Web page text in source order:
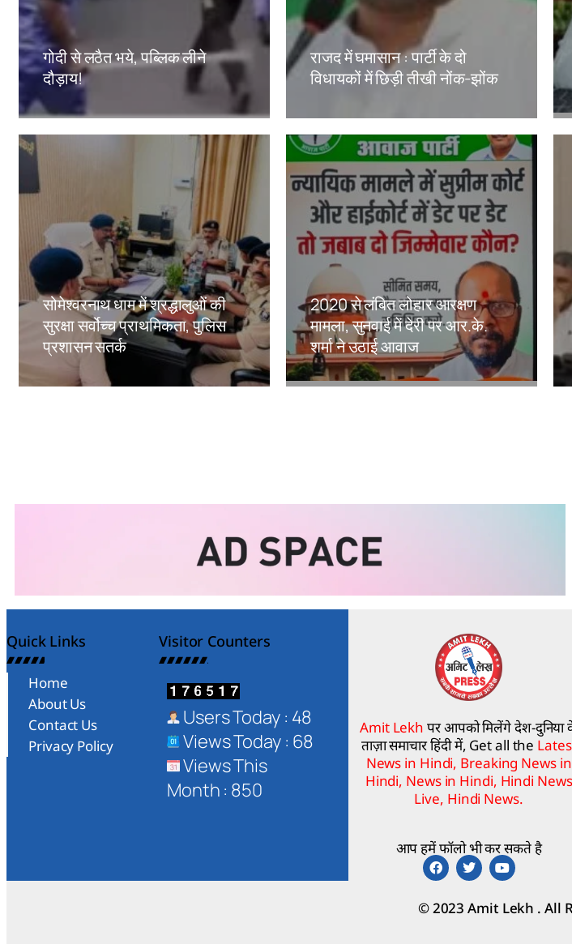
गोदी से लठैत भये, पब्लिक लीने
दौड़ाय!
Amit Lekh
राजद में घमासान : पार्टी के दो
विधायकों में छिड़ी तीखी नोंक-झोंक
सोमेश्वरनाथ धाम में श्रद्धालुओं की
सुरक्षा सर्वोच्च प्राथमिकता, पुलिस
प्रशासन सतर्क
Amit Lekh
2020 से लंबित लोहार आरक्षण
मामला, सुनवाई में देरी पर आर.के.
शर्मा ने उठाई आवाज
Amit Lekh
Quick Links
Home
About Us
Contact Us
Privacy Policy
Visitor Counters
Users Today : 48
Views Today : 68
Views This
Month : 850
Amit Lekh पर आपको मिलेंगे देश-दुनिया
ताज़ा समाचार हिंदी में, Get all the
News in Hindi, Breaking News in
Hindi, News in Hindi, Hindi News
Live, Hindi News.
आप हमें फॉलो भी कर सकते है
© 2023 Amit Lekh . All